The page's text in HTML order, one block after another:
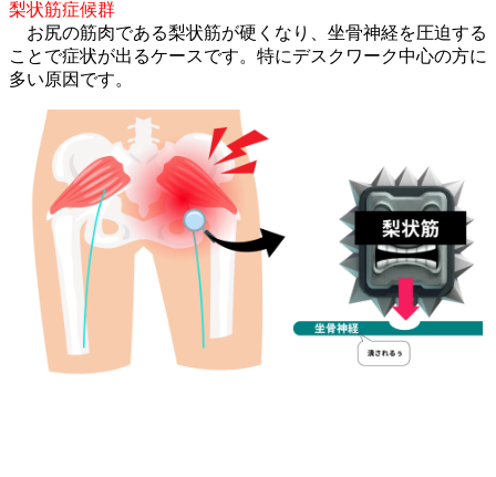
梨状筋症候群
お尻の筋肉である梨状筋が硬くなり、坐骨神経を圧迫する
ことで症状が出るケースです。特にデスクワーク中心の方に
多い原因です。